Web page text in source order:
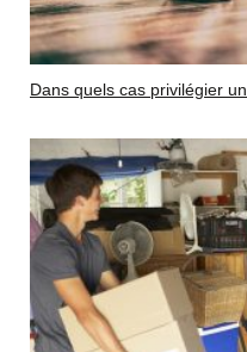
Dans quels cas privilégier